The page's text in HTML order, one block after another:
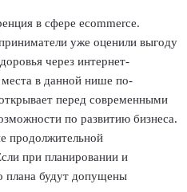
в сфере ecommerce.
уже оценили выгоду
через интернет-
в данной нише по-
перед современными
по развитию бизнеса.
продолжительной
при планировании и
плана будут допущены